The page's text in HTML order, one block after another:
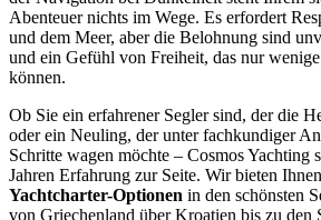
Abenteuer nichts im Wege. Es erfordert
und dem Meer, aber die Belohnung sind
und ein Gefühl von Freiheit, das nur
können.
Ob Sie ein erfahrener Segler sind, der die
oder ein Neuling, der unter fachkundiger
Schritte wagen möchte – Cosmos Yachting
Jahren Erfahrung zur Seite. Wir bieten
Yachtcharter-Optionen in den schönsten
von Griechenland über Kroatien bis zu den